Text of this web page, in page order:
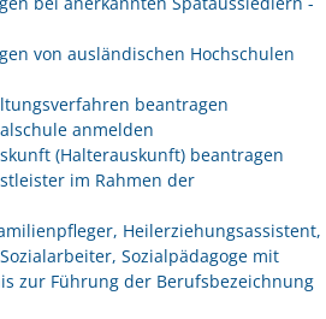
von ausländischen Hochschulen
beantragen
anmelden
(Halterauskunft) beantragen
im Rahmen der
Heilerziehungsassistent,
Sozialpädagoge mit
zur Führung der Berufsbezeichnung